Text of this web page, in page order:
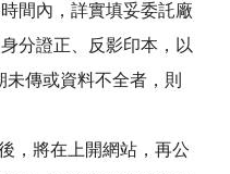
間內，詳實填妥委託廠
分證正、反影印本，以
傳或資料不全者，則
，將在上開網站，再公